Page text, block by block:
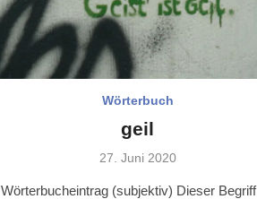
Wörterbuch
geil
Veröffentlicht
27. Juni 2020
Wörterbucheintrag (subjektiv) Dieser Begriff